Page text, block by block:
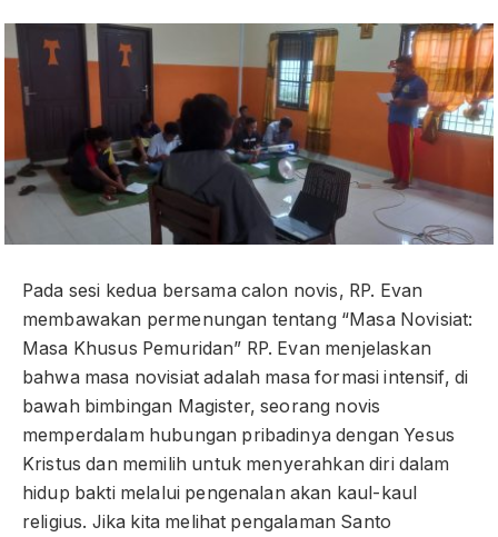
Pada sesi kedua bersama calon novis, RP. Evan
membawakan permenungan tentang “Masa Novisiat:
Masa Khusus Pemuridan” RP. Evan menjelaskan
bahwa masa novisiat adalah masa formasi intensif, di
bawah bimbingan Magister, seorang novis
memperdalam hubungan pribadinya dengan Yesus
Kristus dan memilih untuk menyerahkan diri dalam
hidup bakti melalui pengenalan akan kaul-kaul
religius. Jika kita melihat pengalaman Santo